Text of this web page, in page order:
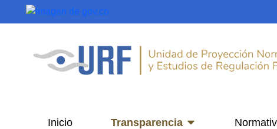
Saltar al contenido principal
Inicio Transparencia